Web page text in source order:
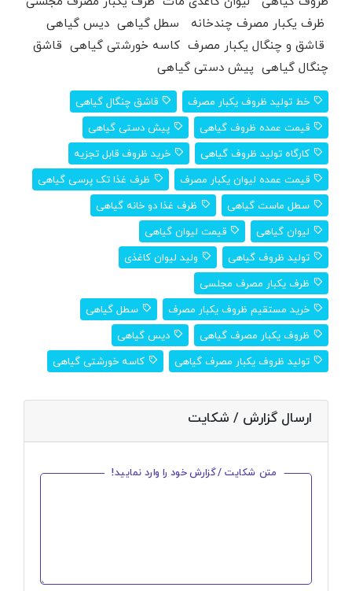
ظرف یکبار مصرف چندخانه سطل گیاهی دیس گیاهی
قاشق و چنگال یکبار مصرف کاسه خورشتی گیاهی قاشق
چنگال گیاهی پیش دستی گیاهی
خط تولید ظروف یکبار مصرف
قاشق چنگال گیاهی
قیمت عمده ظروف گیاهی
پیش دستی گیاهی
کارگاه تولید ظروف گیاهی
خرید ظروف قابل تجزیه
قیمت عمده لیوان یکبار مصرف
ظرف غذا تک پرسی گیاهی
سطل ماست گیاهی
ظرف غذا دو خانه گیاهی
لیوان گیاهی
قیمت لیوان گیاهی
تولید ظروف گیاهی
ولید لیوان کاغذی
ظرف یکبار مصرف مجلسی
خرید مستقیم ظروف یکبار مصرف
سطل گیاهی
ظروف یکبار مصرف گیاهی
دیس گیاهی
تولید ظروف یکبار مصرف گیاهی
کاسه خورشتی گیاهی
ارسال گزارش / شکایت
متن شکایت / گزارش خود را وارد نمایید!